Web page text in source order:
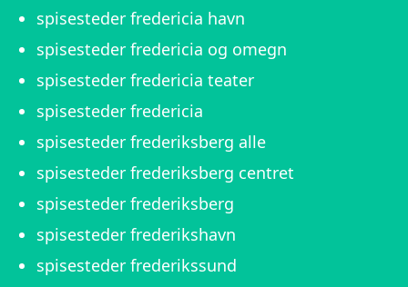
spisesteder fredericia havn
spisesteder fredericia og omegn
spisesteder fredericia teater
spisesteder fredericia
spisesteder frederiksberg alle
spisesteder frederiksberg centret
spisesteder frederiksberg
spisesteder frederikshavn
spisesteder frederikssund